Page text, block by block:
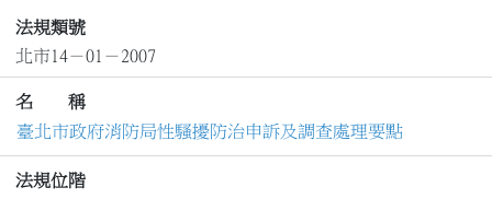
法規類號
北市14－01－2007
名 稱
臺北市政府消防局性騷擾防治申訴及調查處理要點
法規位階